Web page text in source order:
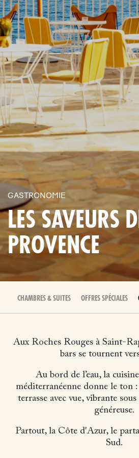
GASTRONOMIE
LES SAVEURS
PROVENCE
CHAMBRES & SUITES OFFRES SPÉCIALES
Aux Roches Rouges à Saint-
bars se tournent
Au bord de l’eau, la
méditerranéenne donne le ton
terrasse avec vue, vibrante
généreuse.
Partout, la Côte d'Azur, le
Sud.